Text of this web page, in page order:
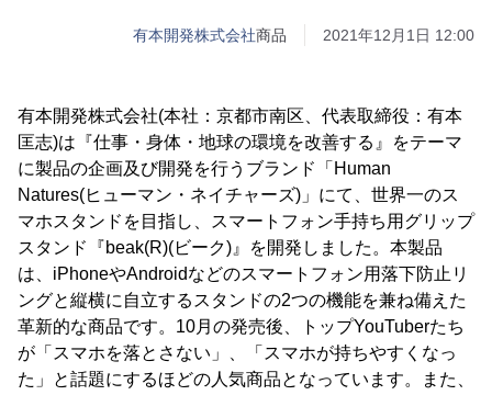
有本開発株式会社商品 2021年12月1日 12:00
有本開発株式会社(本社：京都市南区、代表取締役：有本
匡志)は『仕事・身体・地球の環境を改善する』をテーマ
に製品の企画及び開発を行うブランド「Human
Natures(ヒューマン・ネイチャーズ)」にて、世界一のス
マホスタンドを目指し、スマートフォン手持ち用グリップ
スタンド『beak(R)(ビーク)』を開発しました。本製品
は、iPhoneやAndroidなどのスマートフォン用落下防止リ
ングと縦横に自立するスタンドの2つの機能を兼ね備えた
革新的な商品です。10月の発売後、トップYouTuberたち
が「スマホを落とさない」、「スマホが持ちやすくなっ
た」と話題にするほどの人気商品となっています。また、